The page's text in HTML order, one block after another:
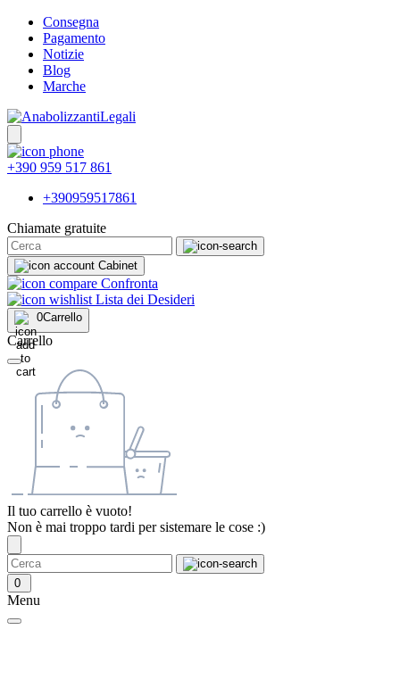
Consegna
Pagamento
Notizie
Blog
Marche
+390 959 517 861
+390959517861
Chiamate gratuite
Cabinet
Confronta
Lista dei Desideri
0Carrello
Carrello
Il tuo carrello è vuoto!
Non è mai troppo tardi per sistemare le cose :)
0
Menu